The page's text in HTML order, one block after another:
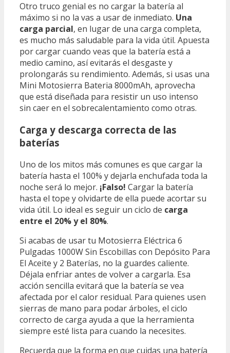
Otro truco genial es no cargar la batería al
máximo si no la vas a usar de inmediato. Una
carga parcial, en lugar de una carga completa,
es mucho más saludable para la vida útil. Apuesta
por cargar cuando veas que la batería está a
medio camino, así evitarás el desgaste y
prolongarás su rendimiento. Además, si usas una
Mini Motosierra Bateria 8000mAh, aprovecha
que está diseñada para resistir un uso intenso
sin caer en el sobrecalentamiento como otras.
Carga y descarga correcta de las
baterías
Uno de los mitos más comunes es que cargar la
batería hasta el 100% y dejarla enchufada toda la
noche será lo mejor. ¡Falso! Cargar la batería
hasta el tope y olvidarte de ella puede acortar su
vida útil. Lo ideal es seguir un ciclo de carga
entre el 20% y el 80%.
Si acabas de usar tu Motosierra Eléctrica 6
Pulgadas 1000W Sin Escobillas con Depósito Para
El Aceite y 2 Baterías, no la guardes caliente.
Déjala enfriar antes de volver a cargarla. Esa
acción sencilla evitará que la batería se vea
afectada por el calor residual. Para quienes usen
sierras de mano para podar árboles, el ciclo
correcto de carga ayuda a que la herramienta
siempre esté lista para cuando la necesites.
Recuerda que la forma en que cuidas una batería